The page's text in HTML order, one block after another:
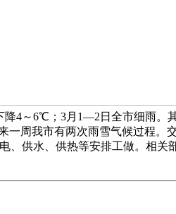
4～6℃；3月1—2日全市细雨。
周我市有两次雨雪气候过程。
、供水、供热等安排工做。相关